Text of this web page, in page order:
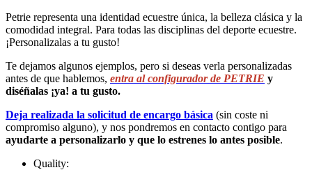
Petrie representa una identidad ecuestre única, la belleza clásica y la
comodidad integral. Para todas las disciplinas del deporte ecuestre.
¡Personalizalas a tu gusto!
Te dejamos algunos ejemplos, pero si deseas verla personalizadas
antes de que hablemos, entra al configurador de PETRIE y
diséñalas ¡ya! a tu gusto.
Deja realizada la solicitud de encargo básica (sin coste ni
compromiso alguno), y nos pondremos en contacto contigo para
ayudarte a personalizarlo y que lo estrenes lo antes posible.
Quality: